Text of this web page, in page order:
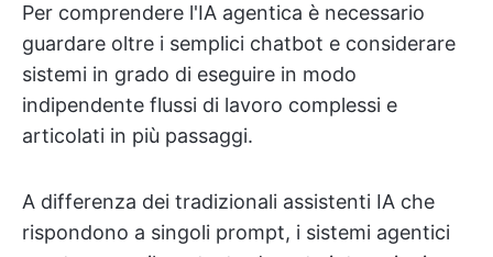
Per comprendere l'IA agentica è necessario
guardare oltre i semplici chatbot e considerare
sistemi in grado di eseguire in modo
indipendente flussi di lavoro complessi e
articolati in più passaggi.
A differenza dei tradizionali assistenti IA che
rispondono a singoli prompt, i sistemi agentici